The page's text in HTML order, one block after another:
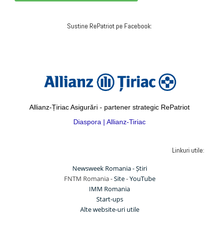
Sustine RePatriot pe Facebook:
Allianz-Țiriac Asigurări - partener strategic RePatriot
Diaspora | Allianz-Tiriac
Linkuri utile:
Newsweek Romania - Știri
FNTM Romania -Site-YouTube
IMM Romania
Start-ups
Alte website-uri utile